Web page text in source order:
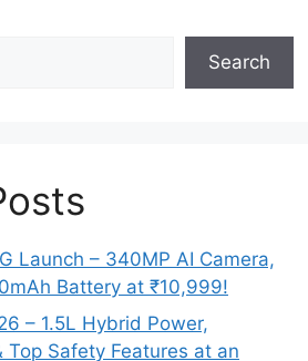
Search
Launch – 340MP AI Camera,
Battery at ₹10,999!
– 1.5L Hybrid Power,
Top Safety Features at an